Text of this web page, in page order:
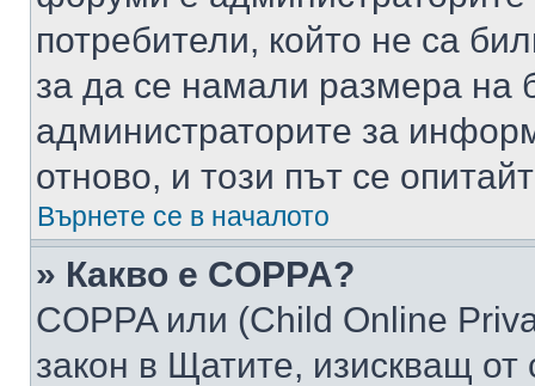
потребители, който не са
за да се намали размера на
администраторите за
отново, и този път се
Върнете се в началото
» Какво е COPPA?
COPPA или (Child Online
закон в Щатите, изискващ от